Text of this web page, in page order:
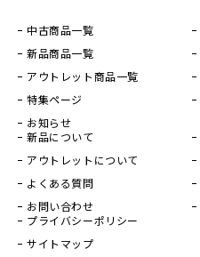
中古商品一覧
新品商品一覧
アウトレット商品一覧
特集ページ
お知らせ
新品について
アウトレットについて
よくある質問
お問い合わせ
プライバシーポリシー
サイトマップ